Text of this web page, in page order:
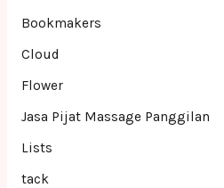
Bookmakers
Cloud
Flower
Jasa Pijat Massage Panggilan
Lists
tack